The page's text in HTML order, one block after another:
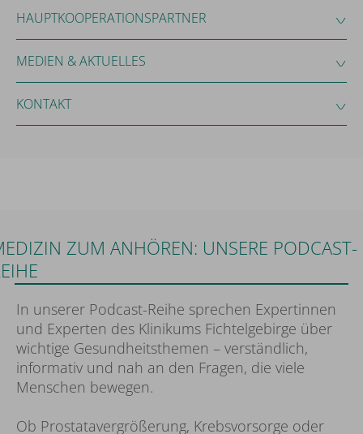
HAUPTKOOPERATIONSPARTNER
MEDIEN & AKTUELLES
KONTAKT
ZUM ANHÖREN: UNSERE PODCAST-
In unserer Podcast-Reihe sprechen Expertinnen
und Experten des Klinikums Fichtelgebirge über
wichtige Gesundheitsthemen – verständlich,
informativ und nah an den Fragen, die viele
Menschen bewegen.
Ob Prostatavergrößerung, Krebsvorsorge oder